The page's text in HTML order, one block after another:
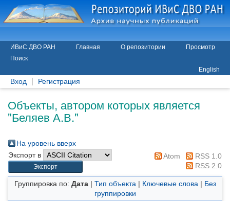
ИВиС ДВО РАН Главная О репозитории
Просмотр
Поиск
English
Вход Регистрация
Объекты, автором которых является
"Беляев А.В."
На уровень вверх
Экспорт в
Atom
RSS 1.0
RSS 2.0
Группировка по: Дата| Тип объекта | Ключевые слова | Без
группировки